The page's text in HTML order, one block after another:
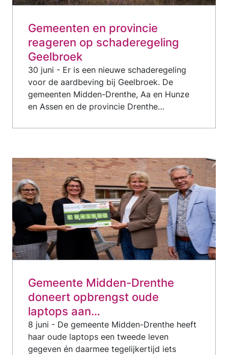
Gemeenten en provincie
reageren op schaderegeling
Geelbroek
30 juni - Er is een nieuwe schaderegeling
voor de aardbeving bij Geelbroek. De
gemeenten Midden-Drenthe, Aa en Hunze
en Assen en de provincie Drenthe…
Gemeente Midden-Drenthe
doneert opbrengst oude
laptops aan…
8 juni - De gemeente Midden-Drenthe heeft
haar oude laptops een tweede leven
gegeven én daarmee tegelijkertijd iets